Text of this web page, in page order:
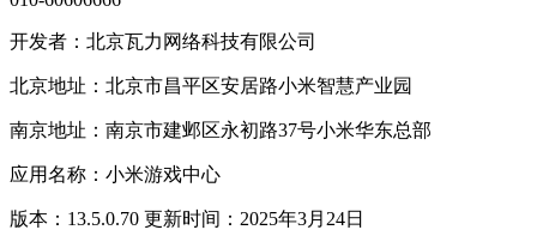
开发者：北京瓦力网络科技有限公司
北京地址：北京市昌平区安居路小米智慧产业园
南京地址：南京市建邺区永初路37号小米华东总部
应用名称：小米游戏中心
版本：13.5.0.70 更新时间：2025年3月24日